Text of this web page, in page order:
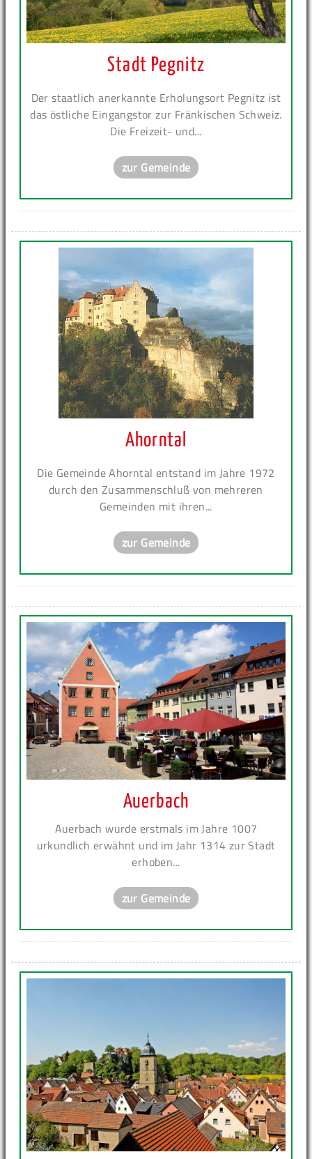
Stadt Pegnitz
Der staatlich anerkannte Erholungsort Pegnitz ist
das östliche Eingangstor zur Fränkischen Schweiz.
Die Freizeit- und...
zur Gemeinde
Ahorntal
Die Gemeinde Ahorntal entstand im Jahre 1972
durch den Zusammenschluß von mehreren
Gemeinden mit ihren...
zur Gemeinde
Auerbach
Auerbach wurde erstmals im Jahre 1007
urkundlich erwähnt und im Jahr 1314 zur Stadt
erhoben...
zur Gemeinde